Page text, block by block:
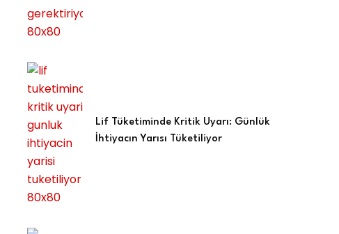
Lif Tüketiminde Kritik Uyarı: Günlük
İhtiyacın Yarısı Tüketiliyor